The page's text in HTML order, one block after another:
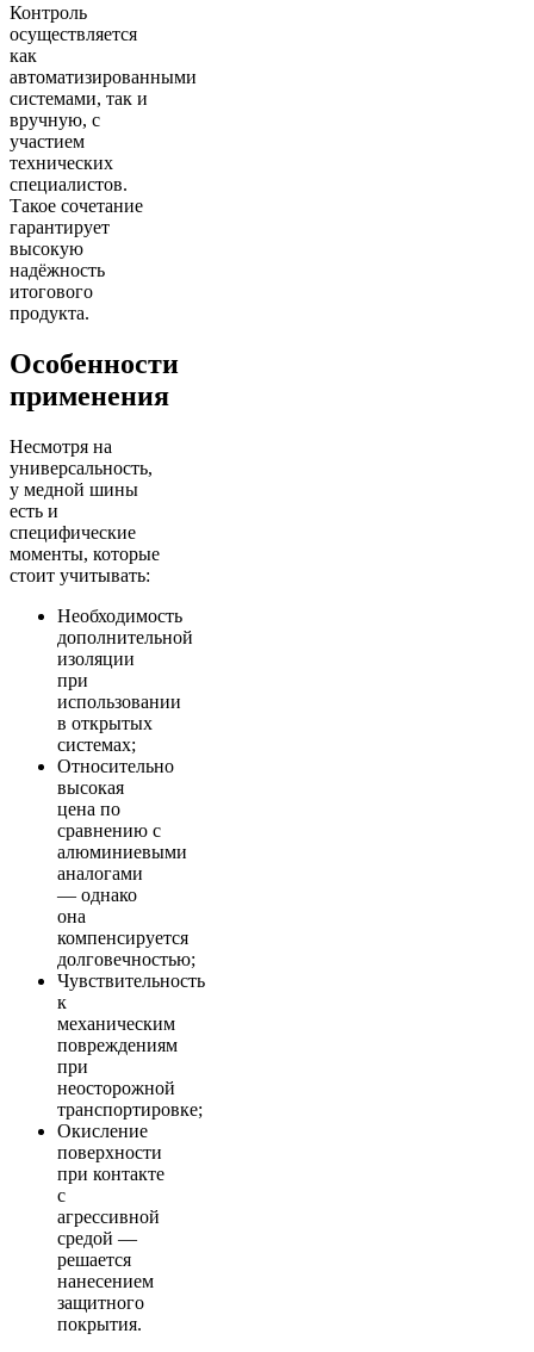
Контроль
осуществляется
как
автоматизированными
системами, так и
вручную, с
участием
технических
специалистов.
Такое сочетание
гарантирует
высокую
надёжность
итогового
продукта.
Особенности
применения
Несмотря на
универсальность,
у медной шины
есть и
специфические
моменты, которые
стоит учитывать:
Необходимость
дополнительной
изоляции
при
использовании
в открытых
системах;
Относительно
высокая
цена по
сравнению с
алюминиевыми
аналогами
— однако
она
компенсируется
долговечностью;
Чувствительность
к
механическим
повреждениям
при
неосторожной
транспортировке;
Окисление
поверхности
при контакте
с
агрессивной
средой —
решается
нанесением
защитного
покрытия.